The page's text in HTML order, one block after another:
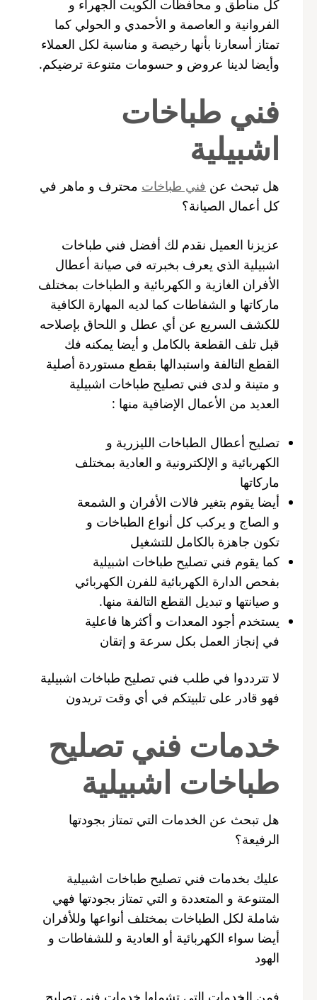
كل مناطق و محافظات الكويت الجهراء و
الفروانية و العاصمة و الأحمدي و الحولي كما
تمتاز أسعارنا بأنها رخيصة و مناسبة لكل العملاء
وأيضا لدينا عروض و حسومات متنوعة ترضيكم.
فني طباخات
اشبيلية
هل تبحث عن فني طباخات محترف و ماهر في
كل أعمال الصيانة؟
عزيزنا العميل نقدم لك أفضل فني طباخات
اشبيلية الذي يعرف بخبرته في صيانة أعطال
الأفران الغازية و الكهربائية و الطباخات بمختلف
ماركاتها و الشفاطات كما لديه المهارة الكافية
للكشف السريع عن أي عطل و اللحاق بإصلاحه
قبل تلف القطعة بالكامل و أيضا يمكنه فك
القطع التالفة واستبدالها بقطع مستوردة أصلية
و متينة و لدى فني تصليح طباخات اشبيلية
العديد من الأعمال الإضافية منها :
تصليح أعطال الطباخات الليزرية و
الكهربائية و الإلكترونية و العادية بمختلف
ماركاتها
أيضا يقوم بتغير فالات الأفران و الشمعة
و الصاج و يركب كل أنواع الطباخات و
تكون جاهزة بالكامل للتشغيل
كما يقوم فني تصليح طباخات اشبيلية
بفحص الدارة الكهربائية للفرن الكهربائي
و صيانتها و تبديل القطع التالفة منها.
يستخدم أجود المعدات و أكثرها فاعلية
في إنجاز العمل بكل سرعة و إتقان
لا تترددوا في طلب فني تصليح طباخات اشبيلية
فهو قادر على تلبيتكم في أي وقت تريدون
خدمات فني تصليح
طباخات اشبيلية
هل تبحث عن الخدمات التي تمتاز بجودتها
الرفيعة؟
عليك بخدمات فني تصليح طباخات اشبيلية
المتنوعة و المتعددة و التي تمتاز بجودتها فهي
شاملة لكل الطباخات بمختلف أنواعها وللأفران
أيضا سواء الكهربائية أو العادية و للشفاطات و
الهود
فمن الخدمات التي تشملها خدمات فني تصليح